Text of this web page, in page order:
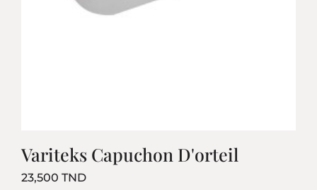
Variteks Capuchon D'orteil
23,500 TNDPrix